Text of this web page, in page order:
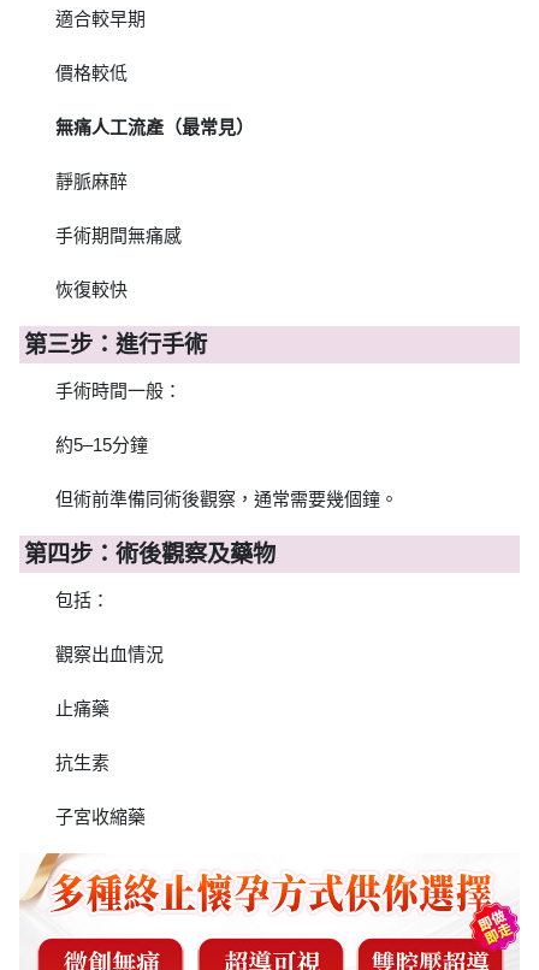
適合較早期
價格較低
無痛人工流產（最常見）
靜脈麻醉
手術期間無痛感
恢復較快
第三步：進行手術
手術時間一般：
約5–15分鐘
但術前準備同術後觀察，通常需要幾個鐘。
第四步：術後觀察及藥物
包括：
觀察出血情況
止痛藥
抗生素
子宮收縮藥